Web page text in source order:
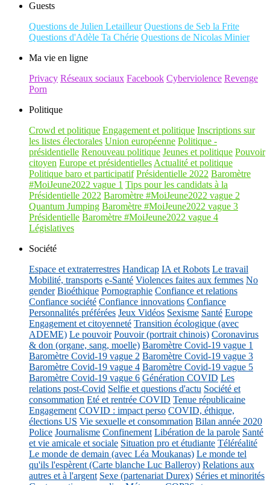
Guests
Questions de Julien Letailleur Questions de Seb la Frite
Questions d'Adèle Ta Chérie Questions de Nicolas Minier
Ma vie en ligne
Privacy Réseaux sociaux Facebook Cyberviolence Revenge
Porn
Politique
Crowd et politique Engagement et politique Inscriptions sur
les listes électorales Union européenne Politique -
présidentielle Renouveau politique Jeunes et politique Pouvoir
citoyen Europe et présidentielles Actualité et politique
Politique baro et participatif Présidentielle 2022 Baromètre
#MoiJeune2022 vague 1 Tips pour les candidats à la
Présidentielle 2022 Baromètre #MoiJeune2022 vague 2
Quantum Jumping Baromètre #MoiJeune2022 vague 3
Présidentielle Baromètre #MoiJeune2022 vague 4
Législatives
Société
Espace et extraterrestres Handicap IA et Robots Le travail
Mobilité, transports e-Santé Violences faites aux femmes No
gender Bioéthique Pornographie Confiance et relations
Confiance société Confiance innovations Confiance
Personnalités préférées Jeux Vidéos Sexisme Santé Europe
Engagement et citoyenneté Transition écologique (avec
ADEME) Le pouvoir Pouvoir (portrait chinois) Coronavirus
& don (organe, sang, moelle) Baromètre Covid-19 vague 1
Baromètre Covid-19 vague 2 Baromètre Covid-19 vague 3
Baromètre Covid-19 vague 4 Baromètre Covid-19 vague 5
Baromètre Covid-19 vague 6 Génération COVID Les
relations post-Covid Selfie et questions d'actu Société et
consommation Eté et rentrée COVID Tenue républicaine
Engagement COVID : impact perso COVID, éthique,
élections US Vie sexuelle et consommation Bilan année 2020
Police Journalisme Confinement Libération de la parole Santé
et vie amicale et sociale Situation pro et étudiante Téléréalité
Le monde de demain (avec Léa Moukanas) Le monde tel
qu'ils l'espèrent (Carte blanche Luc Balleroy) Relations aux
autres et à l'argent Sexe (partenariat Durex) Séries et minorités